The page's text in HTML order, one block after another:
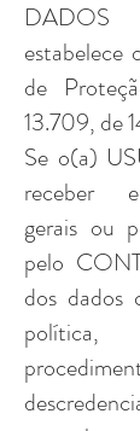
DADOS
estabelece
de
13.709, de
Se o(a)
receber
gerais ou
pelo
dos dados